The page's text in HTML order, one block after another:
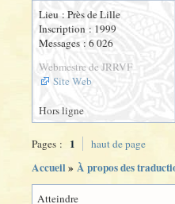
Lieu : Près de Lille
Inscription : 1999
Messages : 6 026
Webmestre de JRRVF
Site Web
Hors ligne
Pages : 1 haut de page
Accueil» À propos des
Atteindre